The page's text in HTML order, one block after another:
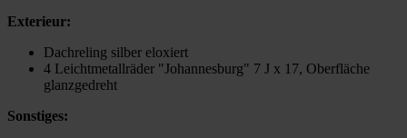
Exterieur:
Dachreling silber eloxiert
4 Leichtmetallräder "Johannesburg" 7 J x 17, Oberfläche
glanzgedreht
Sonstiges: